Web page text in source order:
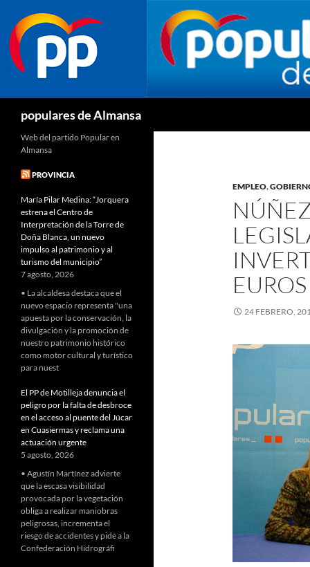
populares de Almansa
EMPLEO,
24 FEBRERO,
Web del partido Popular en
Almansa
PROVINCIA
María Pilar Medina: “Jorquera
estrena el Centro de
Interpretación de la Torre de
Doña Blanca, un nuevo
impulso al patrimonio y al
turismo del municipio”
7 agosto, 2026
• La alcaldesa destaca que el
nuevo espacio representa "una
apuesta por la conservación, la
divulgación y la promoción de
nuestro patrimonio histórico
como motor cultural y turístico
para nuest
El PP de Motilleja denuncia el
peligro por la falta de desbroce
en el acceso al puente del Júcar
en Cuasiermas y reclama una
actuación urgente
5 agosto, 2026
• Agustín Martínez advierte
que la escasa visibilidad
provocada por la vegetación
obliga a realizar maniobras
peligrosas, incrementa el
riesgo de accidentes y pide a la
Confederación Hidrográfi